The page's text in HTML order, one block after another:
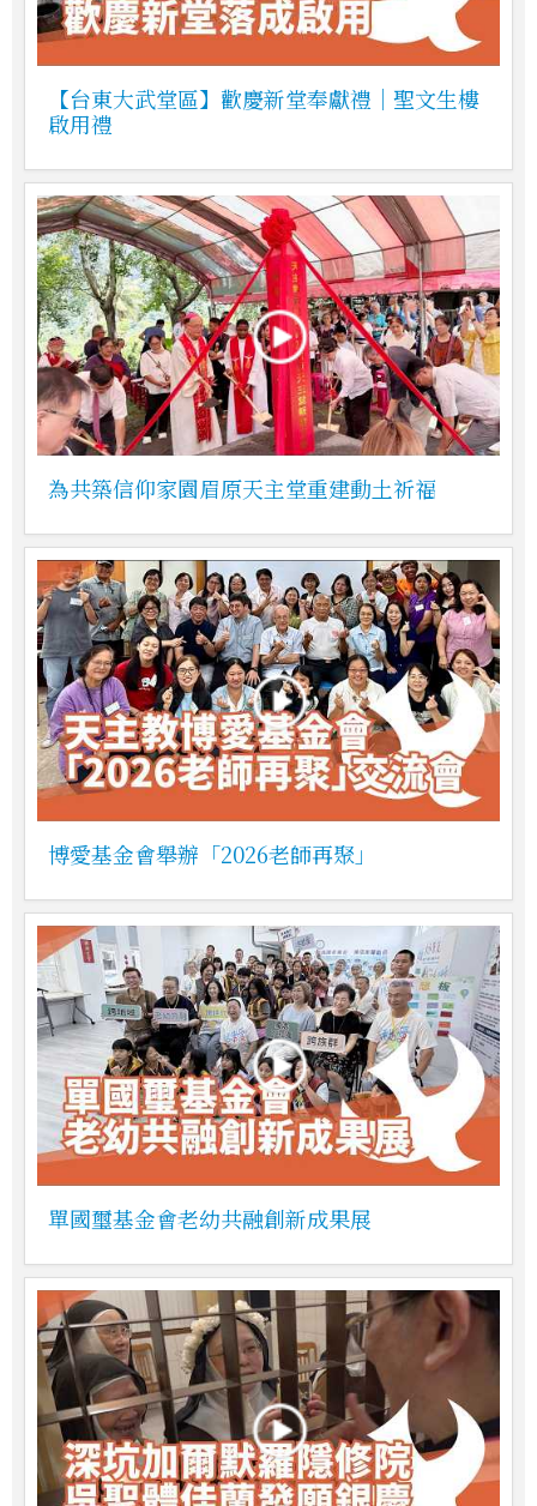
【台東大武堂區】歡慶新堂奉獻禮｜聖文生樓
啟用禮
為共築信仰家園眉原天主堂重建動土祈福
博愛基金會舉辦「2026老師再聚」
單國璽基金會老幼共融創新成果展